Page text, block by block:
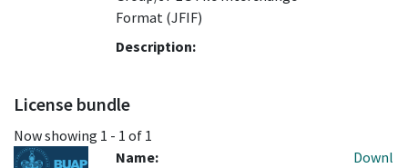
Format (JFIF)
Description:
License bundle
Now showing 1 - 1 of 1
Name:
Downl